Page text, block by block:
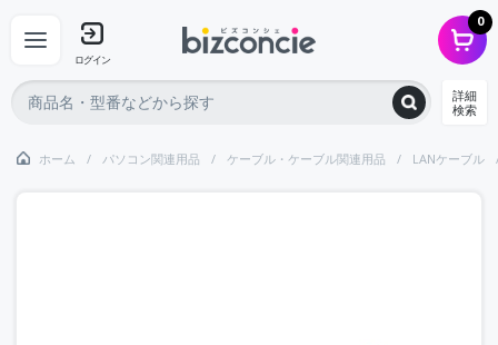
ログイン
0
詳細
検索
ホーム パソコン関連用品 ケーブル・ケーブル関連用品 LANケーブル